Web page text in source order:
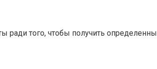
ради того, чтобы получить